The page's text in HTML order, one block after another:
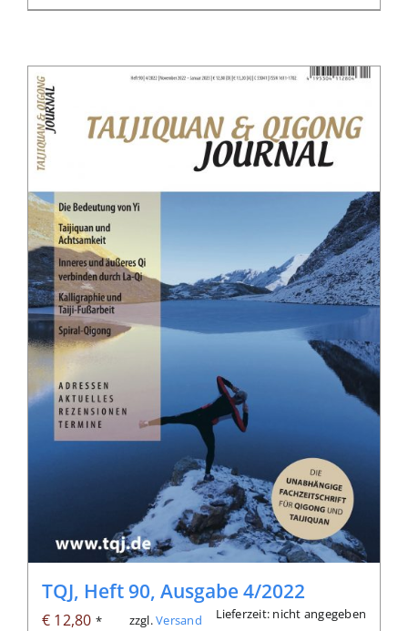
TQJ, Heft 90, Ausgabe 4/2022
€ 12,80 * zzgl.Versand Lieferzeit: nicht angegeben